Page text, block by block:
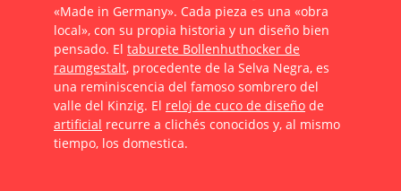
«Made in Germany». Cada pieza es una «obra
local», con su propia historia y un diseño bien
pensado. El taburete Bollenhuthocker de
raumgestalt, procedente de la Selva Negra, es
una reminiscencia del famoso sombrero del
valle del Kinzig. El reloj de cuco de diseño de
artificial recurre a clichés conocidos y, al mismo
tiempo, los domestica.